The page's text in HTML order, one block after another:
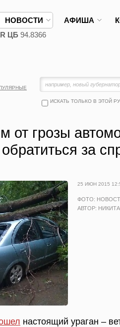
НОВОСТИ АФИША
ЦБ 94.8366
ИСКАТЬ ТОЛЬКО В ЭТОЙ
от грозы
за
25 ИЮН 2015
ФОТО:
АВТОР:
настоящий ураган –